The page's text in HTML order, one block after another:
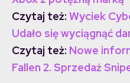
Czytaj też: Wyciek
Udało się wyciągnąć
Czytaj też: Nowe
Fallen 2. Sprzedaż